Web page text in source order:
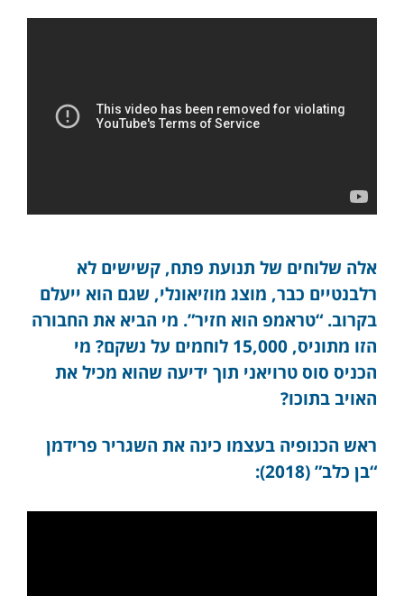
אלה שלוחים של תנועת פתח, קשישים לא
רלבנטיים כבר, מוצג מוזיאונלי, שגם הוא ייעלם
בקרוב. “טראמפ הוא חזיר”. מי הביא את החבורה
הזו מתוניס, 15,000 לוחמים על נשקם? מי
הכניס סוס טרויאני תוך ידיעה שהוא מכיל את
האויב בתוכו?
ראש הכנופיה בעצמו כינה את השגריר פרידמן
“בן כלב” (2018):